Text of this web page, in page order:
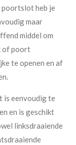
heb je
maar
middel om
of poort
te openen en af
is eenvoudig te
en is geschikt
linksdraaiende